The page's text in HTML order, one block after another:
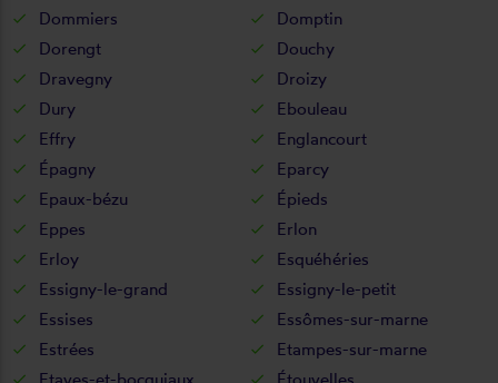
Dommiers
Domptin
Dorengt
Douchy
Dravegny
Droizy
Dury
Ebouleau
Effry
Englancourt
Épagny
Eparcy
Epaux-bézu
Épieds
Eppes
Erlon
Erloy
Esquéhéries
Essigny-le-grand
Essigny-le-petit
Essises
Essômes-sur-marne
Estrées
Etampes-sur-marne